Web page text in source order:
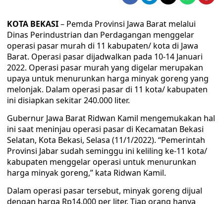
KOTA BEKASI– Pemda Provinsi Jawa Barat melalui
Dinas Perindustrian dan Perdagangan menggelar
operasi pasar murah di 11 kabupaten/ kota di Jawa
Barat. Operasi pasar dijadwalkan pada 10-14 Januari
2022. Operasi pasar murah yang digelar merupakan
upaya untuk menurunkan harga minyak goreng yang
melonjak. Dalam operasi pasar di 11 kota/ kabupaten
ini disiapkan sekitar 240.000 liter.
Gubernur Jawa Barat Ridwan Kamil mengemukakan hal
ini saat meninjau operasi pasar di Kecamatan Bekasi
Selatan, Kota Bekasi, Selasa (11/1/2022). “Pemerintah
Provinsi Jabar sudah seminggu ini keliling ke-11 kota/
kabupaten menggelar operasi untuk menurunkan
harga minyak goreng,” kata Ridwan Kamil.
Dalam operasi pasar tersebut, minyak goreng dijual
dengan harga Rp14.000 per liter. Tiap orang hanya